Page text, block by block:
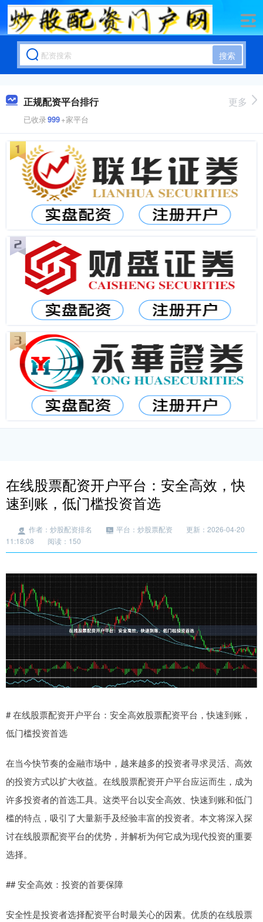
搜索
正规配资平台排行
已收录999+家平台
更多
在线股票配资开户平台：安全高效，快
速到账，低门槛投资首选
作者：炒股配资排名 平台：炒股票配资
更新：2026-04-20
11:18:08
阅读：150
# 在线股票配资开户平台：安全高效股票配资平台，快速到账，
低门槛投资首选
在当今快节奏的金融市场中，越来越多的投资者寻求灵活、高效
的投资方式以扩大收益。在线股票配资开户平台应运而生，成为
许多投资者的首选工具。这类平台以安全高效、快速到账和低门
槛的特点，吸引了大量新手及经验丰富的投资者。本文将深入探
讨在线股票配资平台的优势，并解析为何它成为现代投资的重要
选择。
## 安全高效：投资的首要保障
安全性是投资者选择配资平台时最关心的因素。优质的在线股票